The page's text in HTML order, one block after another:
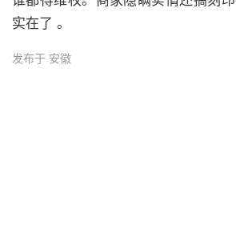
实在了 。 ​
发布于 安徽